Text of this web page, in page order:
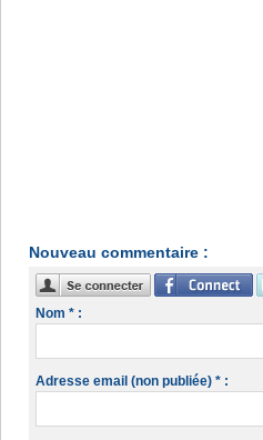
Nouveau commentaire :
Nom * :
Adresse email (non publiée) * :